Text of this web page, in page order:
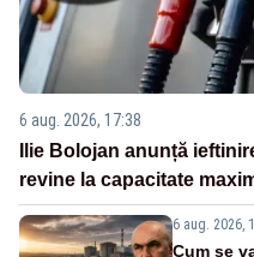
6 aug. 2026, 17:38
Ilie Bolojan anunță
revine la capacitate
6 aug. 2026,
Cum se